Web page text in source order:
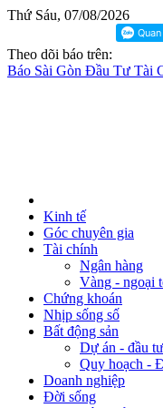
Thứ Sáu, 07/08/2026
Theo dõi báo trên:
Báo Sài Gòn Đầu Tư Tài
Kinh tế
Góc chuyên gia
Tài chính
Ngân hàng
Vàng - ngoại
Chứng khoán
Nhịp sống số
Bất động sản
Dự án - đầu tư
Quy hoạch -
Doanh nghiệp
Đời sống